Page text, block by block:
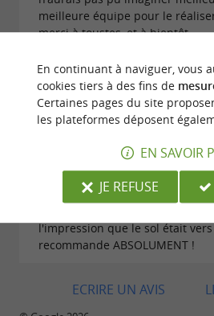
meilleure équipe pour le
merci à toustes, et à bientôt.
Super vol avec Fred ! Un peu
on a filé sur les ascendants des
faire un pendule tellement
l'impression que le sol était vers
recommande ABSOLUMENT !
ECRIRE UN AVIS
En continuant à naviguer, vous
cookies tiers à des fins de
Certaines pages du site
les plateformes déposent
EN SAVOIR
JE REFUSE